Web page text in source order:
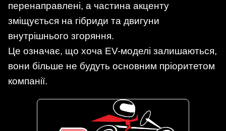
перенаправлені, а частина акценту
зміщується на гібриди та двигуни
внутрішнього згоряння.
Це означає, що хоча EV-моделі залишаються,
вони більше не будуть основним пріоритетом
компанії.